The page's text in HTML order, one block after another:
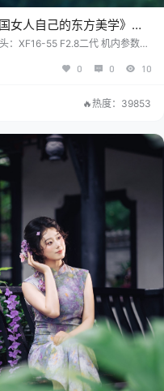
女人自己的东方美学》
：XF16-55 F2.8二代 机内参数：
降噪-4 色彩效果：强 彩色FX蓝
0 0 10
🔥热度：39853